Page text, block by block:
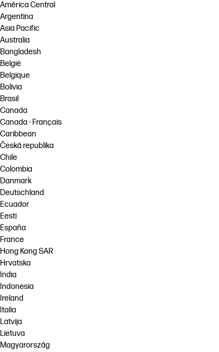
América Central
Argentina
Asia Pacific
Australia
Bangladesh
België
Belgique
Bolivia
Brasil
Canada
Canada - Français
Caribbean
Česká republika
Chile
Colombia
Danmark
Deutschland
Ecuador
Eesti
España
France
Hong Kong SAR
Hrvatska
India
Indonesia
Ireland
Italia
Latvija
Lietuva
Magyarország